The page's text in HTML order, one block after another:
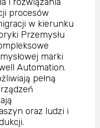
procesów
w kierunku
Przemysłu
marki
Automation.
pełną
oraz ludzi i